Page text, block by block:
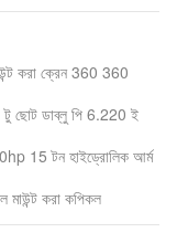
করা ক্রেন 360 360
টু ছোট ডাব্লু পি 6.220 ই
15 টন হাইড্রোলিক আর্ম
করা কপিকল